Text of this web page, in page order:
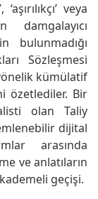
veya
bulunmadığı
Sözleşmesi
kümülatif
özetlediler. Bir
olan Taliy
dijital
arasında
ve anlatıların
geçişi.